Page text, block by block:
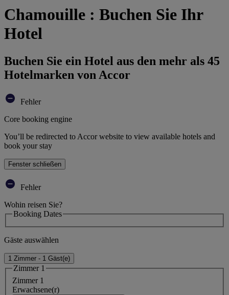
Chamouille : Buchen Sie Ihr
Hotel
Buchen Sie ein Hotel aus den mehr als 45
Hotelmarken von Accor
Fehler
Core booking engine
You’ll be redirected to Accor website to view available hotels and
book your stay
Fenster schließen
Fehler
Wohin reisen Sie?
Booking Dates
Gäste auswählen
1 Zimmer - 1 Gäst(e)
Zimmer 1
Zimmer 1
Erwachsene(r)